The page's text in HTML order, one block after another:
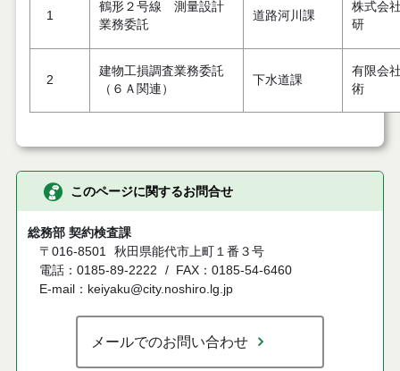
1
鶴形２号線 測量設計
業務委託
道路河川課
株式会
研
2
建物工損調査業務委託
（６Ａ関連）
下水道課
有限会
術
このページに関するお問合せ
総務部 契約検査課
〒016-8501 秋田県能代市上町１番３号
電話：0185-89-2222
FAX：0185-54-6460
E-mail：keiyaku@city.noshiro.lg.jp
メールでのお問い合わせ